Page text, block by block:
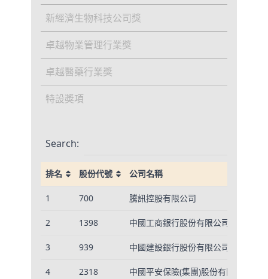
新經濟生物科技公司獎
卓越物業管理行業獎
卓越醫藥行業獎
特設奬項
Search:
排名 股份代號
公司名稱
公司名稱
1 700 騰訊控股有限公司
2 1398 中國工商銀行股份有限公司 - H股
3 939 中國建設銀行股份有限公司 - H股
4 2318 中國平安保險(集團)股份有限公司 - H